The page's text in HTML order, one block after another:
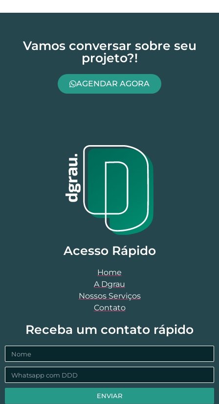
Vamos conversar sobre seu
projeto?!
AGENDAR AGORA
Acesso Rápido
Home
A Dgrau
Nossos Serviços
Contato
Receba um contato rápido
ENVIAR